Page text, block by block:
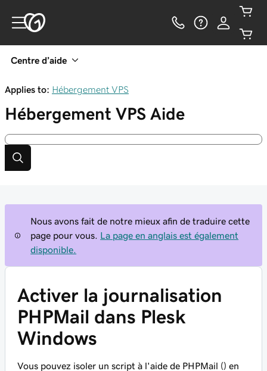
Centre d’aide
Applies to: Hébergement VPS
Hébergement VPS Aide
Nous avons fait de notre mieux afin de traduire cette
page pour vous.
La page en anglais est également
disponible.
Activer la journalisation
PHPMail dans Plesk
Windows
Vous pouvez isoler un script à l'aide de PHPMail () en